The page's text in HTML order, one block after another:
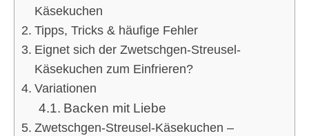
Käsekuchen
Tipps, Tricks & häufige Fehler
Eignet sich der Zwetschgen-Streusel-
Käsekuchen zum Einfrieren?
Variationen
Backen mit Liebe
Zwetschgen-Streusel-Käsekuchen –